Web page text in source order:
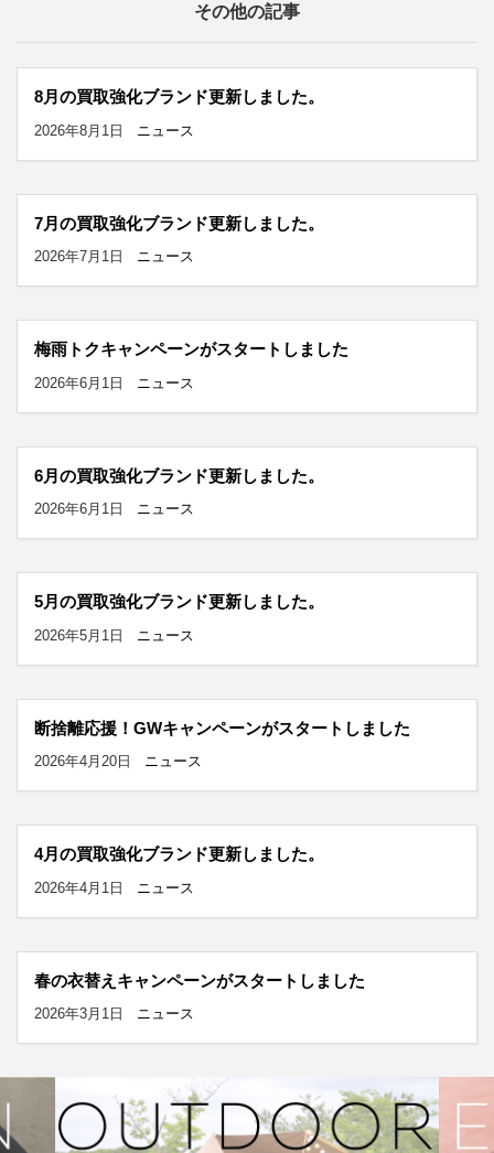
その他の記事
8月の買取強化ブランド更新しました。
2026年8月1日 ニュース
7月の買取強化ブランド更新しました。
2026年7月1日 ニュース
梅雨トクキャンペーンがスタートしました
2026年6月1日 ニュース
6月の買取強化ブランド更新しました。
2026年6月1日 ニュース
5月の買取強化ブランド更新しました。
2026年5月1日 ニュース
断捨離応援！GWキャンペーンがスタートしました
2026年4月20日 ニュース
4月の買取強化ブランド更新しました。
2026年4月1日 ニュース
春の衣替えキャンペーンがスタートしました
2026年3月1日 ニュース